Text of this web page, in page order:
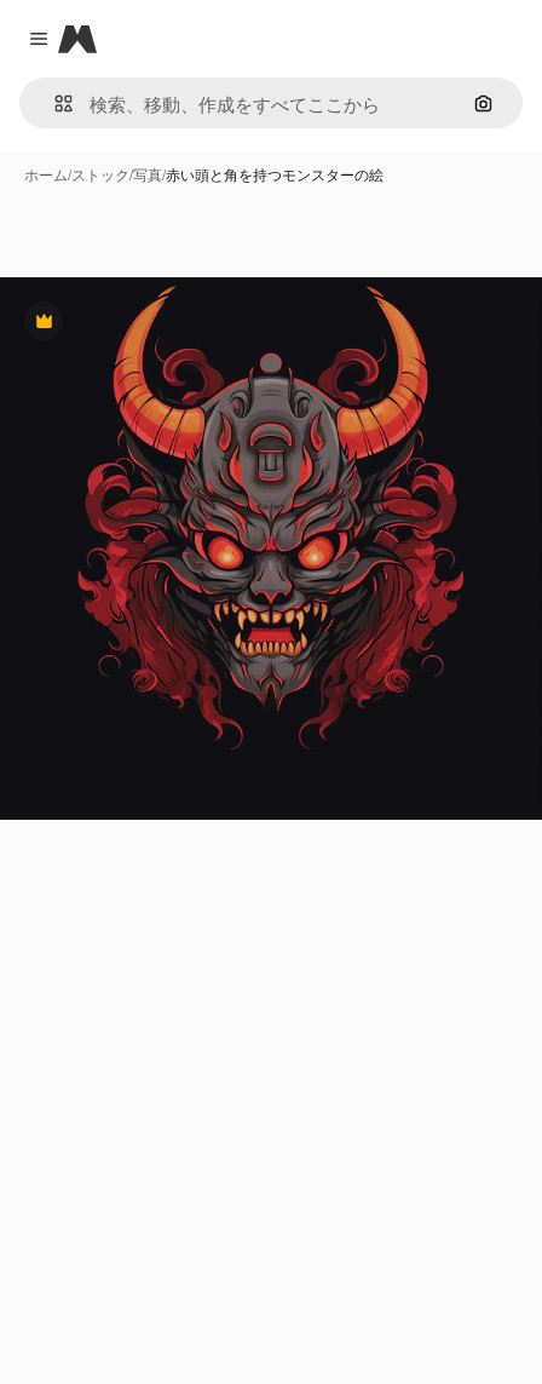
Close menu
Magnific
画像で
ホーム/ストック/写真/赤い頭と角を持つモンスターの絵
Premium